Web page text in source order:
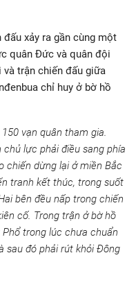
xảy ra gần cùng một
quân Đức và quân đội
và trận chiến đấu giữa
chỉ huy ở bờ hồ
vạn quân tham gia.
lực phải điều sang phía
chiến dừng lại ở miền Bắc
tranh kết thúc, trong suốt
bên đều nấp trong chiến
cố. Trong trận ở bờ hồ
trong lúc chưa chuẩn
sau đó phải rút khỏi Đông